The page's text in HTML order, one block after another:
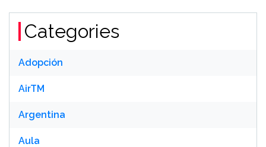
Categories
Adopción
AirTM
Argentina
Aula